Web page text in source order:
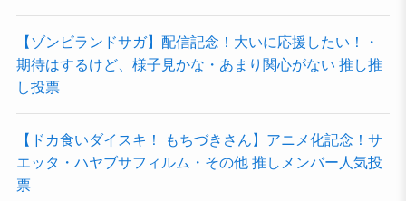
【ゾンビランドサガ】配信記念！大いに応援したい！・
期待はするけど、様子見かな・あまり関心がない 推し推
し投票
【ドカ食いダイスキ！ もちづきさん】アニメ化記念！サ
エッタ・ハヤブサフィルム・その他 推しメンバー人気投
票